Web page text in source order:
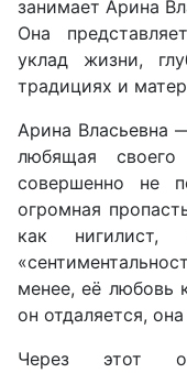
занимает Арина
Она
уклад жизни,
традициях и
Арина Власьевна
любящая
совершенно не
огромная
как нигилист,
менее, её любовь
он отдаляется,
Через этот